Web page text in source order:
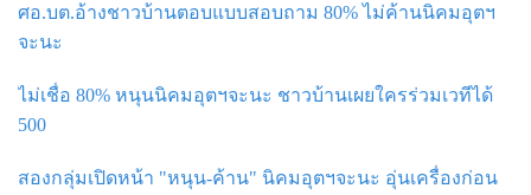
ศอ.บต.อ้างชาวบ้านตอบแบบสอบถาม 80% ไม่ค้านนิคมอุตฯ
จะนะ
ไม่เชื่อ 80% หนุนนิคมอุตฯจะนะ ชาวบ้านเผยใครร่วมเวทีได้
500
สองกลุ่มเปิดหน้า "หนุน-ค้าน" นิคมอุตฯจะนะ อุ่นเครื่องก่อน